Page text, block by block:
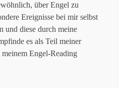
über Engel zu
Ereignisse bei mir selbst
und diese durch meine
es als Teil meiner
Engel-Reading